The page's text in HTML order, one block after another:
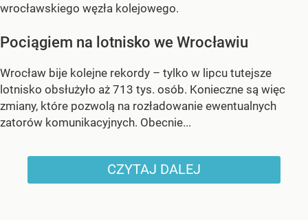
wrocławskiego węzła kolejowego.
Pociągiem na lotnisko we Wrocławiu
Wrocław bije kolejne rekordy – tylko w lipcu tutejsze
lotnisko obsłużyło aż 713 tys. osób. Konieczne są więc
zmiany, które pozwolą na rozładowanie ewentualnych
zatorów komunikacyjnych. Obecnie...
CZYTAJ DALEJ